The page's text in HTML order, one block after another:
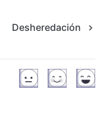
Desheredación